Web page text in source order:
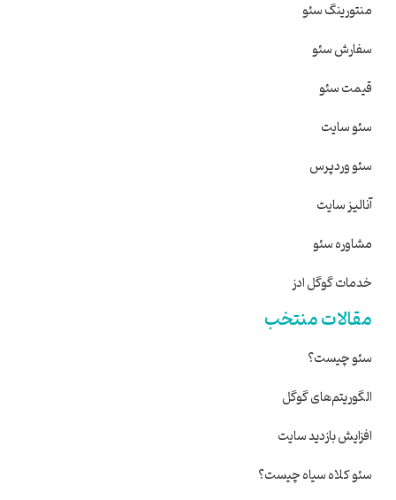
منتورینگ سئو
سفارش سئو
قیمت سئو
سئو سایت
سئو وردپرس
آنالیز سایت
مشاوره سئو
خدمات گوگل ادز
مقالات منتخب
سئو چیست؟
الگوریتم‌های گوگل
افزایش بازدید سایت
سئو کلاه سیاه چیست؟